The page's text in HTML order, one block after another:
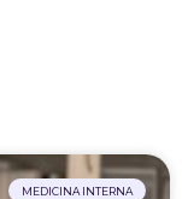
MEDICINA INTERNA